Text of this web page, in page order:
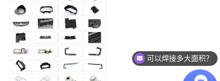
可以焊接多大面积？